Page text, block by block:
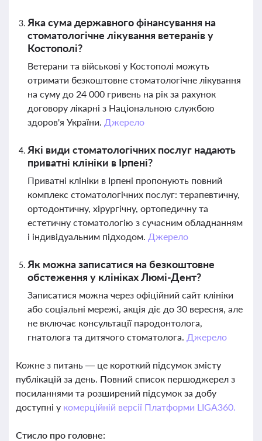
Яка сума державного фінансування на
стоматологічне лікування ветеранів у
Костополі?
Ветерани та військові у Костополі можуть
отримати безкоштовне стоматологічне лікування
на суму до 24 000 гривень на рік за рахунок
договору лікарні з Національною службою
здоров'я України. Джерело
Які види стоматологічних послуг надають
приватні клініки в Ірпені?
Приватні клініки в Ірпені пропонують повний
комплекс стоматологічних послуг: терапевтичну,
ортодонтичну, хірургічну, ортопедичну та
естетичну стоматологію з сучасним обладнанням
і індивідуальним підходом. Джерело
Як можна записатися на безкоштовне
обстеження у клініках Люмі-Дент?
Записатися можна через офіційний сайт клініки
або соціальні мережі, акція діє до 30 вересня, але
не включає консультації пародонтолога,
гнатолога та дитячого стоматолога. Джерело
Кожне з питань — це короткий підсумок змісту
публікацій за день. Повний список першоджерел з
посиланнями та розширений підсумок за добу
доступні у комерційній версії Платформи LIGA360.
Стисло про головне: